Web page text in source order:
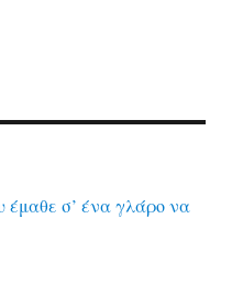
έμαθε σ’ ένα γλάρο να